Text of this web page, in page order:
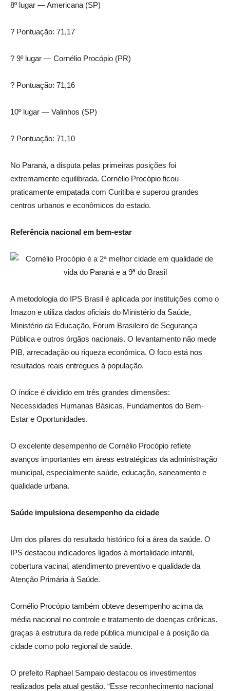
8º lugar — Americana (SP)
? Pontuação: 71,17
? 9º lugar — Cornélio Procópio (PR)
? Pontuação: 71,16
10º lugar — Valinhos (SP)
? Pontuação: 71,10
No Paraná, a disputa pelas primeiras posições foi
extremamente equilibrada. Cornélio Procópio ficou
praticamente empatada com Curitiba e superou grandes
centros urbanos e econômicos do estado.
Referência nacional em bem-estar
A metodologia do IPS Brasil é aplicada por instituições como o
Imazon e utiliza dados oficiais do Ministério da Saúde,
Ministério da Educação, Fórum Brasileiro de Segurança
Pública e outros órgãos nacionais. O levantamento não mede
PIB, arrecadação ou riqueza econômica. O foco está nos
resultados reais entregues à população.
O índice é dividido em três grandes dimensões:
Necessidades Humanas Básicas, Fundamentos do Bem-
Estar e Oportunidades.
O excelente desempenho de Cornélio Procópio reflete
avanços importantes em áreas estratégicas da administração
municipal, especialmente saúde, educação, saneamento e
qualidade urbana.
Saúde impulsiona desempenho da cidade
Um dos pilares do resultado histórico foi a área da saúde. O
IPS destacou indicadores ligados à mortalidade infantil,
cobertura vacinal, atendimento preventivo e qualidade da
Atenção Primária à Saúde.
Cornélio Procópio também obteve desempenho acima da
média nacional no controle e tratamento de doenças crônicas,
graças à estrutura da rede pública municipal e à posição da
cidade como polo regional de saúde.
O prefeito Raphael Sampaio destacou os investimentos
realizados pela atual gestão. “Esse reconhecimento nacional